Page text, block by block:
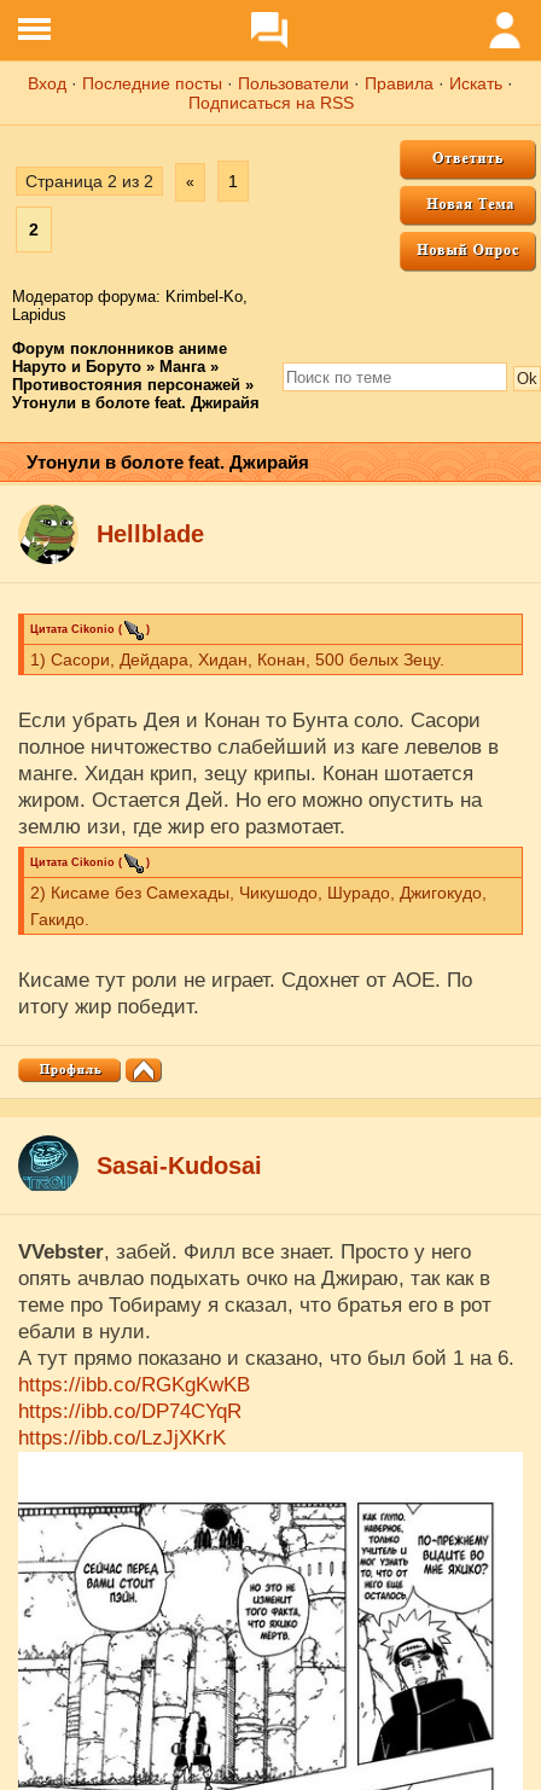
Вход · Последние посты · Пользователи · Правила · Искать ·
Подписаться на RSS
Страница 2 из 2 « 1
2
Модератор форума: Krimbel-Ko,
Lapidus
Форум поклонников аниме
Наруто и Боруто » Манга »
Противостояния персонажей »
Утонули в болоте feat. Джирайя
Утонули в болоте feat. Джирайя
Hellblade
Цитата Cikоnio ( )
1) Сасори, Дейдара, Хидан, Конан, 500 белых Зецу.
Если убрать Дея и Конан то Бунта соло. Сасори
полное ничтожество слабейший из каге левелов в
манге. Хидан крип, зецу крипы. Конан шотается
жиром. Остается Дей. Но его можно опустить на
землю изи, где жир его размотает.
Цитата Cikоnio ( )
2) Кисаме без Самехады, Чикушодо, Шурадо, Джигокудо,
Гакидо.
Кисаме тут роли не играет. Сдохнет от АОЕ. По
итогу жир победит.
Sasai-Kudosai
VVebster, забей. Филл все знает. Просто у него
опять ачвлао подыхать очко на Джираю, так как в
теме про Тобираму я сказал, что братья его в рот
ебали в нули.
А тут прямо показано и сказано, что был бой 1 на 6.
https://ibb.co/RGKgKwKB
https://ibb.co/DP74CYqR
https://ibb.co/LzJjXKrK